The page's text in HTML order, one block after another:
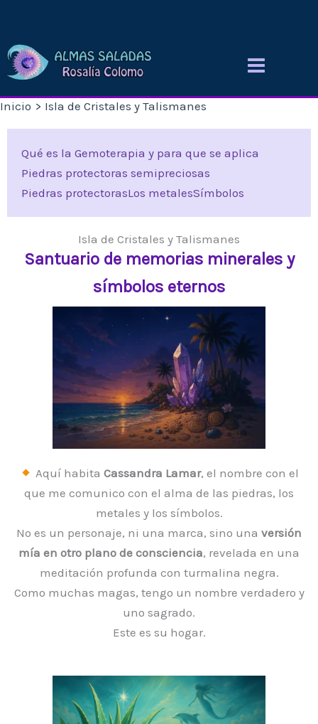
contenido
Inicio Isla de Cristales y Talismanes
Qué es la Gemoterapia y para que se aplica
Piedras protectoras semipreciosas
Piedras protectorasLos metalesSímbolos
Isla de Cristales y Talismanes
Santuario de memorias minerales y
símbolos eternos
Aquí habitaCassandra Lamar, el nombre con el
que me comunico con el alma de las piedras, los
metales y los símbolos.
No es un personaje, ni una marca, sino una versión
mía en otro plano de consciencia, revelada en una
meditación profunda con turmalina negra.
Como muchas magas, tengo un nombre verdadero y
uno sagrado.
Este es su hogar.